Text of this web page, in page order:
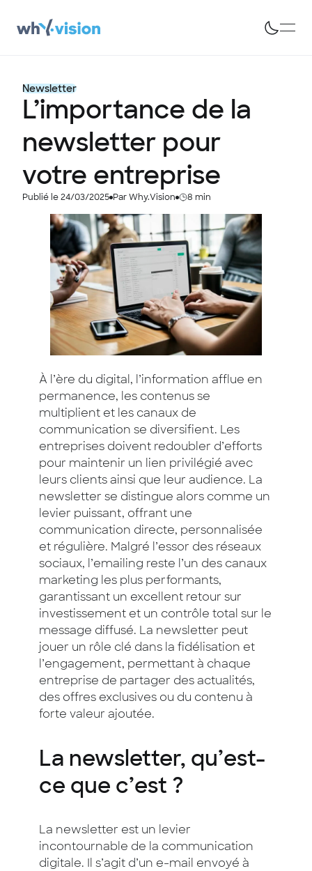
Newsletter
L’importance de la
newsletter pour
votre entreprise
Publié le 24/03/2025 Par Why.Vision 8 min
À l’ère du digital, l’information afflue en
permanence, les contenus se
multiplient et les canaux de
communication se diversifient. Les
entreprises doivent redoubler d’efforts
pour maintenir un lien privilégié avec
leurs clients ainsi que leur audience. La
newsletter se distingue alors comme un
levier puissant, offrant une
communication directe, personnalisée
et régulière. Malgré l’essor des réseaux
sociaux, l’emailing reste l’un des canaux
marketing les plus performants,
garantissant un excellent retour sur
investissement et un contrôle total sur le
message diffusé. La newsletter peut
jouer un rôle clé dans la fidélisation et
l’engagement, permettant à chaque
entreprise de partager des actualités,
des offres exclusives ou du contenu à
forte valeur ajoutée.
La newsletter, qu’est-
ce que c’est ?
La newsletter est un levier
incontournable de la communication
digitale. Il s’agit d’un e-mail envoyé à